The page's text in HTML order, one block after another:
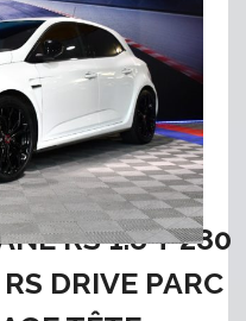
RS 1.8 T 280
DRIVE PARC